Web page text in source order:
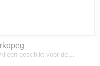
geschikt voor de…